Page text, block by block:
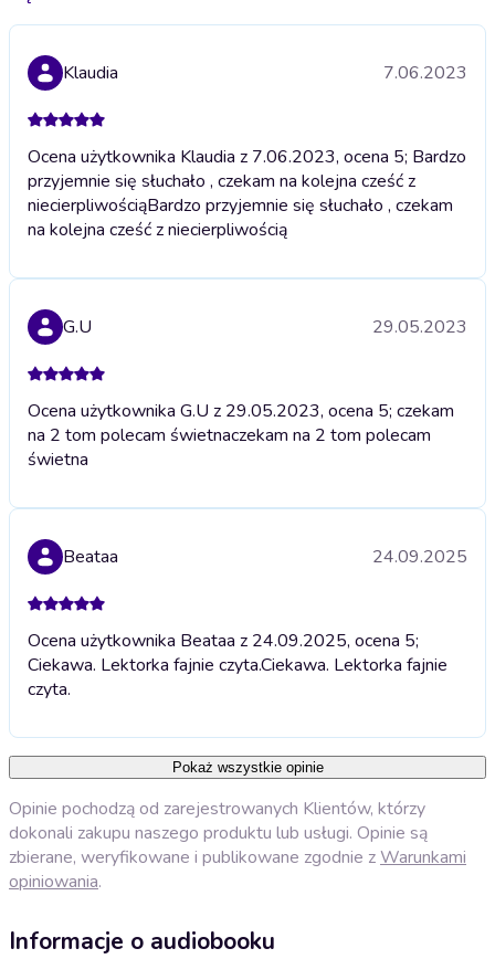
Klaudia 7.06.2023
Ocena użytkownika Klaudia z 7.06.2023, ocena 5; Bardzo
przyjemnie się słuchało , czekam na kolejna cześć z
niecierpliwościąBardzo przyjemnie się słuchało , czekam
na kolejna cześć z niecierpliwością
G.U 29.05.2023
Ocena użytkownika G.U z 29.05.2023, ocena 5; czekam
na 2 tom polecam świetnaczekam na 2 tom polecam
świetna
Beataa 24.09.2025
Ocena użytkownika Beataa z 24.09.2025, ocena 5;
Ciekawa. Lektorka fajnie czyta.Ciekawa. Lektorka fajnie
czyta.
Pokaż wszystkie opinie
Opinie pochodzą od zarejestrowanych Klientów, którzy
dokonali zakupu naszego produktu lub usługi. Opinie są
zbierane, weryfikowane i publikowane zgodnie zWarunkami
opiniowania.
Informacje o audiobooku